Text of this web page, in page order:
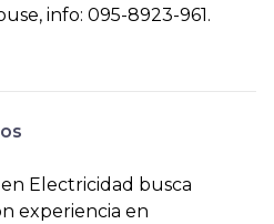
info: 095-8923-961.
Electricidad busca
experiencia en